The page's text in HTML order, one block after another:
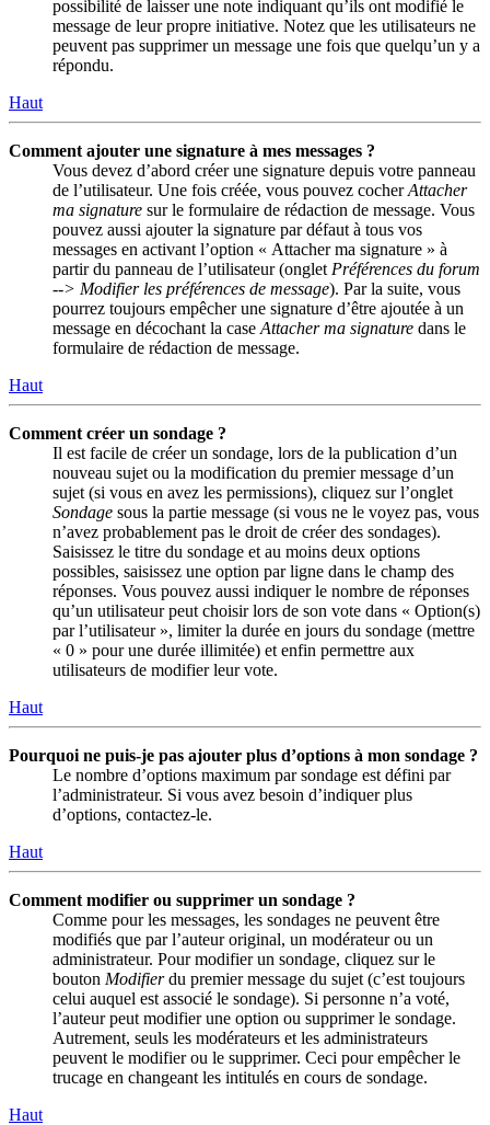
possibilité de laisser une note indiquant qu’ils ont modifié le
message de leur propre initiative. Notez que les utilisateurs ne
peuvent pas supprimer un message une fois que quelqu’un y a
répondu.
Haut
Comment ajouter une signature à mes messages ?
Vous devez d’abord créer une signature depuis votre panneau
de l’utilisateur. Une fois créée, vous pouvez cocherAttacher
ma signature sur le formulaire de rédaction de message. Vous
pouvez aussi ajouter la signature par défaut à tous vos
messages en activant l’option « Attacher ma signature » à
partir du panneau de l’utilisateur (onglet Préférences du forum
--> Modifier les préférences de message). Par la suite, vous
pourrez toujours empêcher une signature d’être ajoutée à un
message en décochant la case Attacher ma signature dans le
formulaire de rédaction de message.
Haut
Comment créer un sondage ?
Il est facile de créer un sondage, lors de la publication d’un
nouveau sujet ou la modification du premier message d’un
sujet (si vous en avez les permissions), cliquez sur l’onglet
Sondage sous la partie message (si vous ne le voyez pas, vous
n’avez probablement pas le droit de créer des sondages).
Saisissez le titre du sondage et au moins deux options
possibles, saisissez une option par ligne dans le champ des
réponses. Vous pouvez aussi indiquer le nombre de réponses
qu’un utilisateur peut choisir lors de son vote dans « Option(s)
par l’utilisateur », limiter la durée en jours du sondage (mettre
« 0 » pour une durée illimitée) et enfin permettre aux
utilisateurs de modifier leur vote.
Haut
Pourquoi ne puis-je pas ajouter plus d’options à mon sondage ?
Le nombre d’options maximum par sondage est défini par
l’administrateur. Si vous avez besoin d’indiquer plus
d’options, contactez-le.
Haut
Comment modifier ou supprimer un sondage ?
Comme pour les messages, les sondages ne peuvent être
modifiés que par l’auteur original, un modérateur ou un
administrateur. Pour modifier un sondage, cliquez sur le
bouton Modifierdu premier message du sujet (c’est toujours
celui auquel est associé le sondage). Si personne n’a voté,
l’auteur peut modifier une option ou supprimer le sondage.
Autrement, seuls les modérateurs et les administrateurs
peuvent le modifier ou le supprimer. Ceci pour empêcher le
trucage en changeant les intitulés en cours de sondage.
Haut